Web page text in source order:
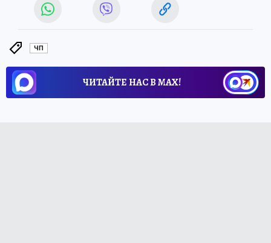
ЧП
ЧИТАЙТЕ НАС В МАХ!